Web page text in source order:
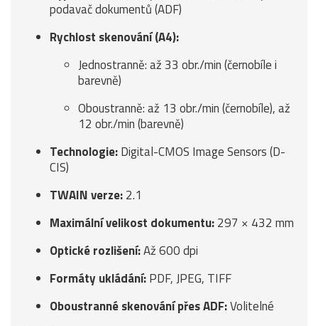
podavač dokumentů (ADF)
Rychlost skenování (A4):
Jednostranně: až 33 obr./min (černobíle i
barevně)
Oboustranně: až 13 obr./min (černobíle), až
12 obr./min (barevně)
Technologie:Digital-CMOS Image Sensors (D-
CIS)
TWAIN verze:2.1
Maximální velikost dokumentu:297 × 432 mm
Optické rozlišení:Až 600 dpi
Formáty ukládání:PDF, JPEG, TIFF
Oboustranné skenování přes ADF:Volitelné